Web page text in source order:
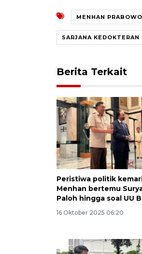
MENHAN
SARJANA
Berita Terkait
Peristiwa politik
Menhan bertemu
Paloh hingga soal UU
16 Oktober 2025 06:20